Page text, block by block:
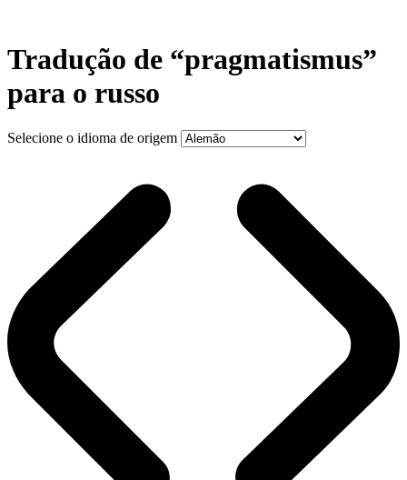
Tradução de “pragmatismus”
para o russo
Selecione o idioma de origem